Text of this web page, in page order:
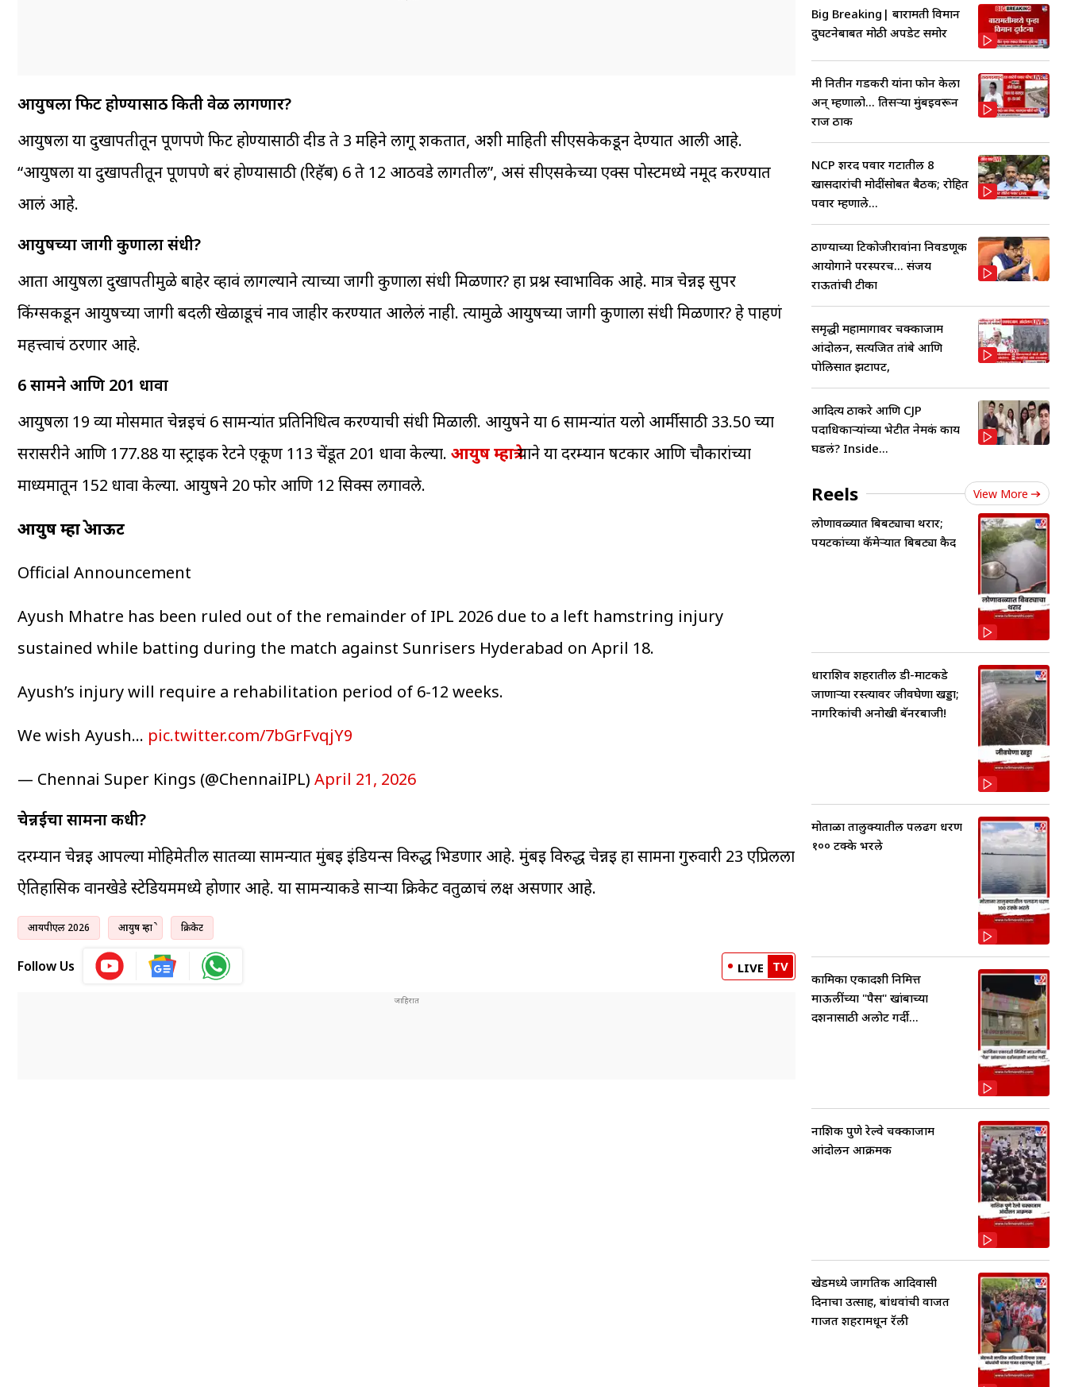
आयुषला फिट होण्यासाठी किती वेळ लागणार?
आयुषला या दुखापतीतून पूर्णपणे फिट होण्यासाठी दीड ते 3 महिने लागू शकतात, अशी माहिती सीएसकेकडून देण्यात आली आहे.
“आयुषला या दुखापतीतून पूर्णपणे बरं होण्यासाठी (रिहॅब) 6 ते 12 आठवडे लागतील”, असं सीएसकेच्या एक्स पोस्टमध्ये नमूद करण्यात
आलं आहे.
आयुषच्या जागी कुणाला संधी?
आता आयुषला दुखापतीमुळे बाहेर व्हावं लागल्याने त्याच्या जागी कुणाला संधी मिळणार? हा प्रश्न स्वाभाविक आहे. मात्र चेन्नई सुपर
किंग्सकडून आयुषच्या जागी बदली खेळाडूचं नाव जाहीर करण्यात आलेलं नाही. त्यामुळे आयुषच्या जागी कुणाला संधी मिळणार? हे पाहणं
महत्त्वाचं ठरणार आहे.
6 सामने आणि 201 धावा
आयुषला 19 व्या मोसमात चेन्नईचं 6 सामन्यांत प्रतिनिधित्व करण्याची संधी मिळाली. आयुषने या 6 सामन्यांत यलो आर्मीसाठी 33.50 च्या
सरासरीने आणि 177.88 या स्ट्राईक रेटने एकूण 113 चेंडूत 201 धावा केल्या. आयुष म्हात्रेयाने या दरम्यान षटकार आणि चौकारांच्या
माध्यमातून 152 धावा केल्या. आयुषने 20 फोर आणि 12 सिक्स लगावले.
आयुष म्हात्रे आऊट
Official Announcement
Ayush Mhatre has been ruled out of the remainder of IPL 2026 due to a left hamstring injury
sustained while batting during the match against Sunrisers Hyderabad on April 18.
Ayush’s injury will require a rehabilitation period of 6-12 weeks.
We wish Ayush… pic.twitter.com/7bGrFvqjY9
— Chennai Super Kings (@ChennaiIPL) April 21, 2026
चेन्नईचा सामना कधी?
दरम्यान चेन्नई आपल्या मोहिमेतील सातव्या सामन्यात मुंबई इंडियन्स विरुद्ध भिडणार आहे. मुंबई विरुद्ध चेन्नई हा सामना गुरुवारी 23 एप्रिलला
ऐतिहासिक वानखेडे स्टेडियममध्ये होणार आहे. या सामन्याकडे साऱ्या क्रिकेट वर्तुळाचं लक्ष असणार आहे.
आयपीएल 2026 आयुष म्हात्रे क्रिकेट
Follow Us LIVE TV
Big Breaking| बारामती विमान
दुर्घटनेबाबत मोठी अपडेट समोर
मी नितीन गडकरी यांना फोन केला
अन् म्हणालो... तिसऱ्या मुंबईवरून
राज ठाक
NCP शरद पवार गटातील 8
खासदारांची मोदींसोबत बैठक; रोहित
पवार म्हणाले...
ठाण्याच्या टिकोजीरावांना निवडणूक
आयोगाने परस्परच... संजय
राऊतांची टीका
समृद्धी महामार्गावर चक्काजाम
आंदोलन, सत्यजित तांबे आणि
पोलिसात झटापट,
आदित्य ठाकरे आणि CJP
पदाधिकाऱ्यांच्या भेटीत नेमकं काय
घडलं? Inside...
Reels View More
लोणावळ्यात बिबट्याचा थरार;
पर्यटकांच्या कॅमेऱ्यात बिबट्या कैद
धाराशिव शहरातील डी-मार्टकडे
जाणाऱ्या रस्त्यावर जीवघेणा खड्डा;
नागरिकांची अनोखी बॅनरबाजी!
मोताळा तालुक्यातील पलढग धरण
१०० टक्के भरले
कामिका एकादशी निमित्त
माऊलींच्या "पैस" खांबाच्या
दर्शनासाठी अलोट गर्दी...
नाशिक पुणे रेल्वे चक्काजाम
आंदोलन आक्रमक
खेडमध्ये जागतिक आदिवासी
दिनाचा उत्साह, बांधवांची वाजत
गाजत शहरामधून रॅली